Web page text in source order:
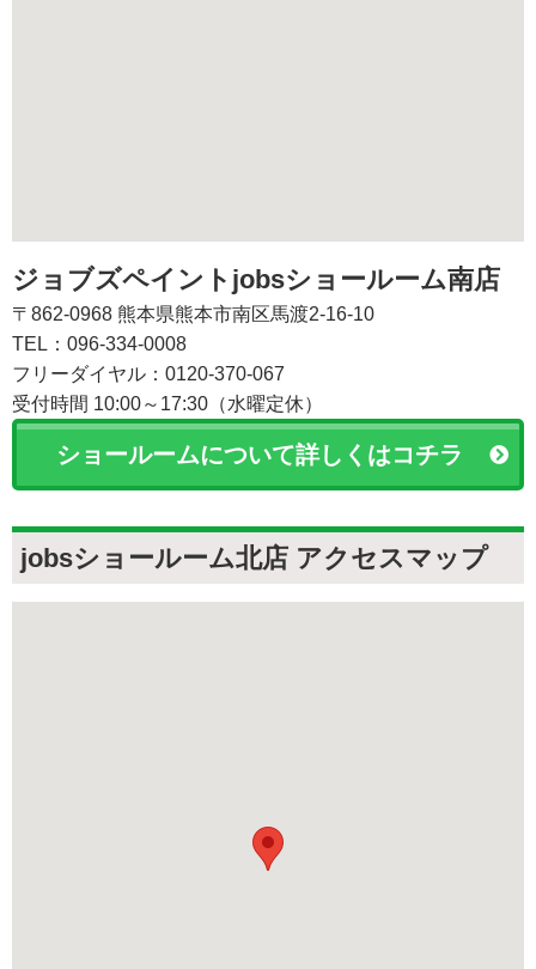
ジョブズペイントjobsショールーム南店
〒862-0968 熊本県熊本市南区馬渡2-16-10
TEL：096-334-0008
フリーダイヤル：0120-370-067
受付時間 10:00～17:30（水曜定休）
ショールームについて詳しくはコチラ
jobsショールーム北店 アクセスマップ